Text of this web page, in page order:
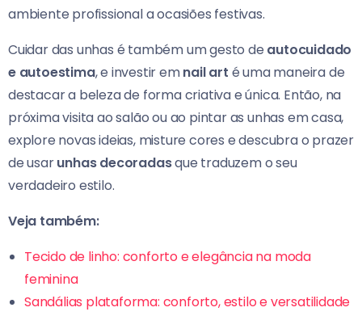
ambiente profissional a ocasiões festivas.
Cuidar das unhas é também um gesto de autocuidado
e autoestima, e investir emnail art é uma maneira de
destacar a beleza de forma criativa e única. Então, na
próxima visita ao salão ou ao pintar as unhas em casa,
explore novas ideias, misture cores e descubra o prazer
de usarunhas decoradasque traduzem o seu
verdadeiro estilo.
Veja também:
Tecido de linho: conforto e elegância na moda
feminina
Sandálias plataforma: conforto, estilo e versatilidade